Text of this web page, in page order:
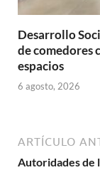
Desarrollo
de comedores
espacios
6 agosto, 2026
ARTÍCULO
Autoridades de